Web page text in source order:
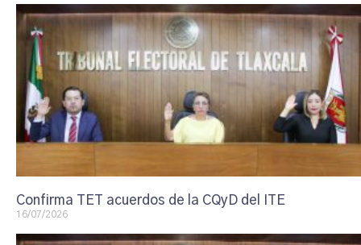
Confirma TET acuerdos de la CQyD del ITE
16/07/2026